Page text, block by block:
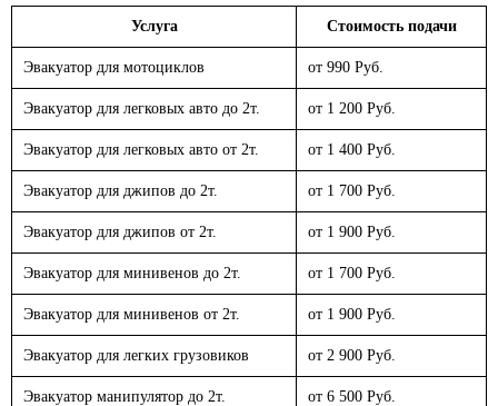
Услуга Стоимость подачи
Эвакуатор для мотоциклов от 990 Руб.
Эвакуатор для легковых авто до 2т. от 1 200 Руб.
Эвакуатор для легковых авто от 2т. от 1 400 Руб.
Эвакуатор для джипов до 2т. от 1 700 Руб.
Эвакуатор для джипов от 2т. от 1 900 Руб.
Эвакуатор для минивенов до 2т. от 1 700 Руб.
Эвакуатор для минивенов от 2т. от 1 900 Руб.
Эвакуатор для легких грузовиков от 2 900 Руб.
Эвакуатор манипулятор до 2т. от 6 500 Руб.